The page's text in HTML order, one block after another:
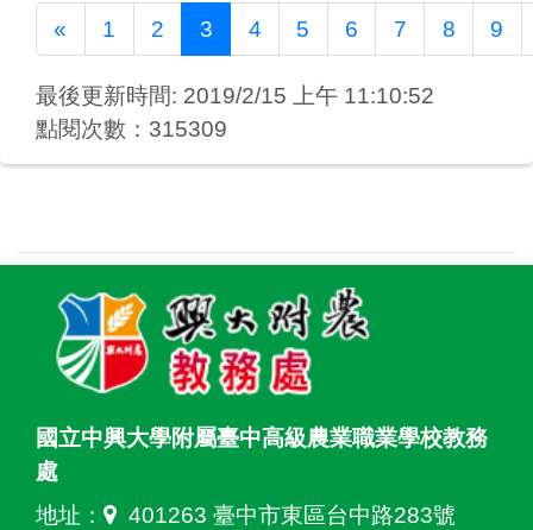
« Previous
1 2 3 4 5 6 7 8 9
最後更新時間: 2019/2/15 上午 11:10:52
點閱次數：315309
國立中興大學附屬臺中高級農業職業學校教務
處
地址：
401263 臺中市東區台中路283號